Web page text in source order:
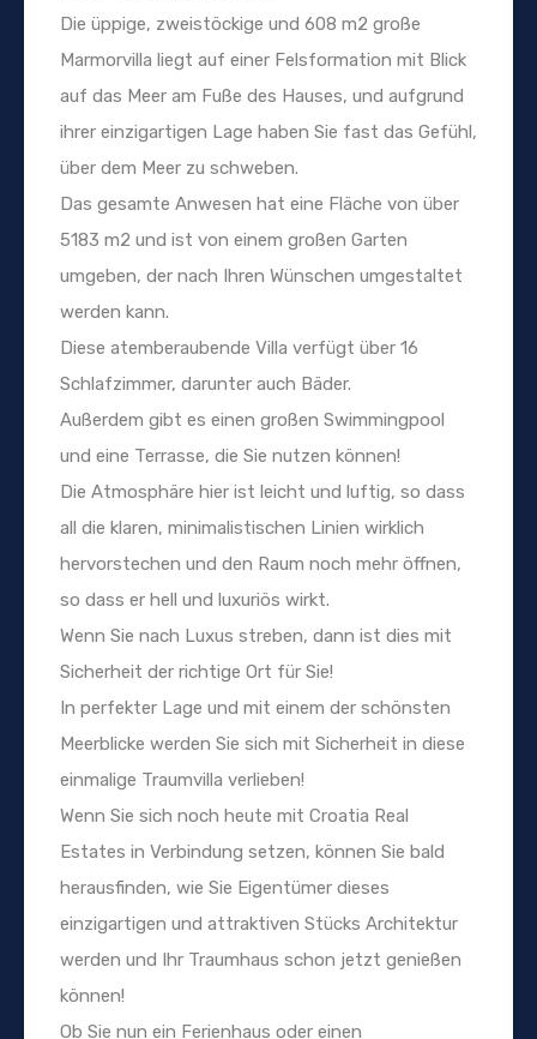
Die üppige, zweistöckige und 608 m2 große
Marmorvilla liegt auf einer Felsformation mit Blick
auf das Meer am Fuße des Hauses, und aufgrund
ihrer einzigartigen Lage haben Sie fast das Gefühl,
über dem Meer zu schweben.
Das gesamte Anwesen hat eine Fläche von über
5183 m2 und ist von einem großen Garten
umgeben, der nach Ihren Wünschen umgestaltet
werden kann.
Diese atemberaubende Villa verfügt über 16
Schlafzimmer, darunter auch Bäder.
Außerdem gibt es einen großen Swimmingpool
und eine Terrasse, die Sie nutzen können!
Die Atmosphäre hier ist leicht und luftig, so dass
all die klaren, minimalistischen Linien wirklich
hervorstechen und den Raum noch mehr öffnen,
so dass er hell und luxuriös wirkt.
Wenn Sie nach Luxus streben, dann ist dies mit
Sicherheit der richtige Ort für Sie!
In perfekter Lage und mit einem der schönsten
Meerblicke werden Sie sich mit Sicherheit in diese
einmalige Traumvilla verlieben!
Wenn Sie sich noch heute mit Croatia Real
Estates in Verbindung setzen, können Sie bald
herausfinden, wie Sie Eigentümer dieses
einzigartigen und attraktiven Stücks Architektur
werden und Ihr Traumhaus schon jetzt genießen
können!
Ob Sie nun ein Ferienhaus oder einen